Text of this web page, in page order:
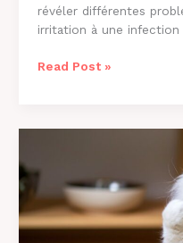
révéler différentes
irritation à une infection
Chat
Causes
et
Solutions
[2026]
Read Post »